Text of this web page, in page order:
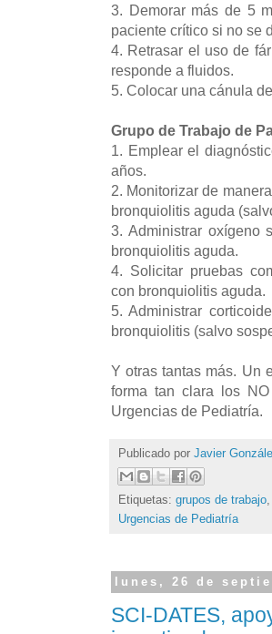
3. Demorar más de 5
paciente crítico si no se
4. Retrasar el uso de
responde a fluidos.
5. Colocar una cánula
Grupo de Trabajo de
1. Emplear el
años.
2. Monitorizar de
bronquiolitis aguda
3. Administrar oxígeno
bronquiolitis aguda.
4. Solicitar pruebas
con bronquiolitis aguda.
5. Administrar
bronquiolitis (salvo
Y otras tantas más. Un
forma tan clara los
Urgencias de Pediatría.
Publicado por Javier
Etiquetas: grupos de trabajo,
Urgencias de Pediatría
lunes, 26 de
SCI-DATES,